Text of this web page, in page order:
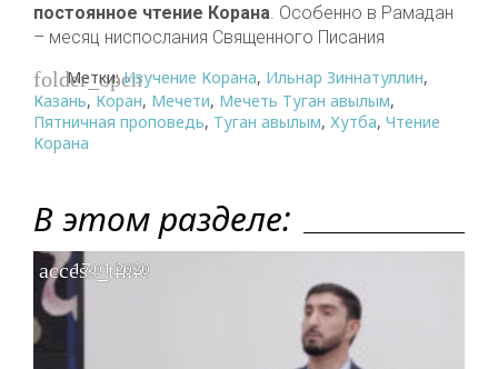
постоянное чтение Корана . Особенно в Рамадан
– месяц ниспослания Священного Писания
folder_open
Метки:Изучение Корана, Ильнар Зиннатуллин,
Казань, Коран, Мечети, Мечеть Туган авылым,
Пятничная проповедь, Туган авылым, Хутба, Чтение
Корана
В этом разделе:
access_time
17.01.2020